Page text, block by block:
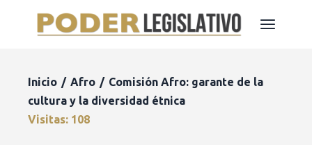
Inicio Afro
Comisión Afro: garante de la
cultura y la diversidad étnica
Visitas: 108